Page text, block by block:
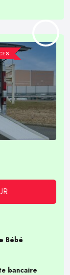
Bébé
bancaire